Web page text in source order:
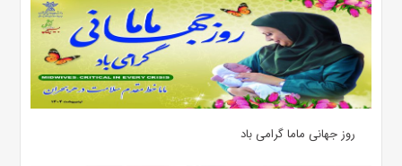
روز جهانی ماما گرامی باد